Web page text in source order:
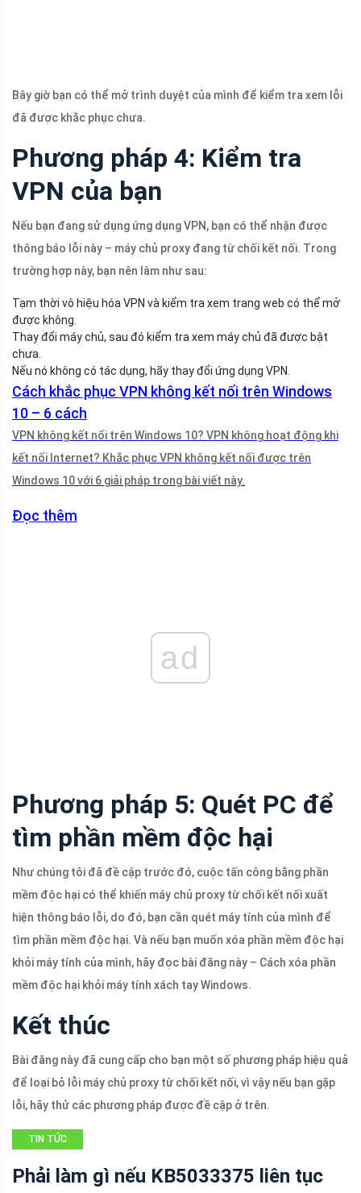
Bây giờ bạn có thể mở trình duyệt của mình để kiểm tra xem lỗi
đã được khắc phục chưa.
Phương pháp 4: Kiểm tra
VPN của bạn
Nếu bạn đang sử dụng ứng dụng VPN, bạn có thể nhận được
thông báo lỗi này – máy chủ proxy đang từ chối kết nối. Trong
trường hợp này, bạn nên làm như sau:
Tạm thời vô hiệu hóa VPN và kiểm tra xem trang web có thể mở
được không.
Thay đổi máy chủ, sau đó kiểm tra xem máy chủ đã được bật
chưa.
Nếu nó không có tác dụng, hãy thay đổi ứng dụng VPN.
Cách khắc phục VPN không kết nối trên Windows
10 – 6 cách
VPN không kết nối trên Windows 10? VPN không hoạt động khi
kết nối Internet? Khắc phục VPN không kết nối được trên
Windows 10 với 6 giải pháp trong bài viết này.
Đọc thêm
ad
Phương pháp 5: Quét PC để
tìm phần mềm độc hại
Như chúng tôi đã đề cập trước đó, cuộc tấn công bằng phần
mềm độc hại có thể khiến máy chủ proxy từ chối kết nối xuất
hiện thông báo lỗi, do đó, bạn cần quét máy tính của mình để
tìm phần mềm độc hại. Và nếu bạn muốn xóa phần mềm độc hại
khỏi máy tính của mình, hãy đọc bài đăng này – Cách xóa phần
mềm độc hại khỏi máy tính xách tay Windows.
Kết thúc
Bài đăng này đã cung cấp cho bạn một số phương pháp hiệu quả
để loại bỏ lỗi máy chủ proxy từ chối kết nối, vì vậy nếu bạn gặp
lỗi, hãy thử các phương pháp được đề cập ở trên.
TIN TỨC
Phải làm gì nếu KB5033375 liên tục